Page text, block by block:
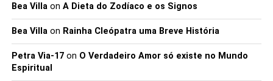
Bea Villaon A Dieta do Zodíaco e os Signos
Bea Villaon Rainha Cleópatra uma Breve História
Petra Via-17on O Verdadeiro Amor só existe no Mundo
Espiritual